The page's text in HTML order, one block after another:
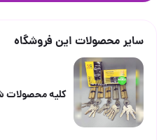
سایر محصولات این فروشگاه
کلیه محصولات